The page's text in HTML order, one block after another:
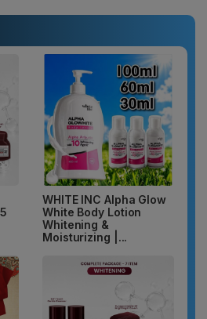
WHITE INC Alpha Glow
White Body Lotion
Whitening &
Moisturizing |...